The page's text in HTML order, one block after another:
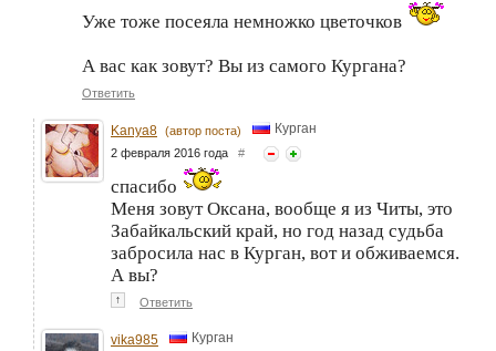
Уже тоже посеяла немножко цветочков
А вас как зовут? Вы из самого Кургана?
Ответить
Kanya8 (автор поста) Курган
2 февраля 2016 года #
спасибо
Меня зовут Оксана, вообще я из Читы, это
Забайкальский край, но год назад судьба
забросила нас в Курган, вот и обживаемся.
А вы?
↑ Ответить
vika985 Курган